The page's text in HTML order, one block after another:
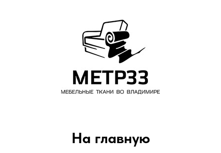
На главную